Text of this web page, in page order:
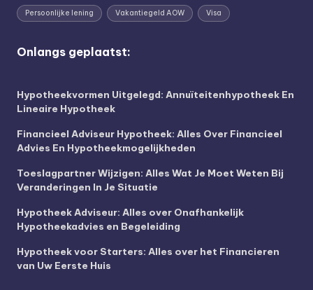
Persoonlijke lening Vakantiegeld AOW Visa
Onlangs geplaatst:
Hypotheekvormen Uitgelegd: Annuïteitenhypotheek En
Lineaire Hypotheek
Financieel Adviseur Hypotheek: Alles Over Financieel
Advies En Hypotheekmogelijkheden
Toeslagpartner Wijzigen: Alles Wat Je Moet Weten Bij
Veranderingen In Je Situatie
Hypotheek Adviseur: Alles over Onafhankelijk
Hypotheekadvies en Begeleiding
Hypotheek voor Starters: Alles over het Financieren
van Uw Eerste Huis